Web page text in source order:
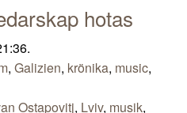
hotas
, Galizien, krönika, music,
Ostapovitj, Lviv, musik,